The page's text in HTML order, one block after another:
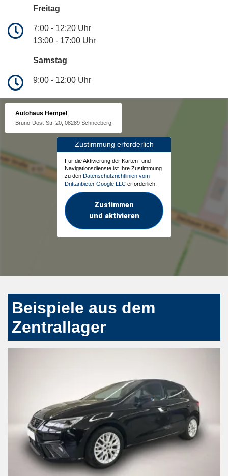
Freitag
7:00 - 12:20 Uhr
13:00 - 17:00 Uhr
Samstag
9:00 - 12:00 Uhr
Autohaus Hempel
Bruno-Dost-Str. 20, 08289 Schneeberg
Zustimmung erforderlich
Für die Aktivierung der Karten- und
Navigationsdienste ist Ihre Zustimmung
zu den Datenschutzrichtlinien vom
Drittanbieter Google LLC erforderlich.
Zustimmen
und aktivieren
Beispiele aus dem
Zentrallager